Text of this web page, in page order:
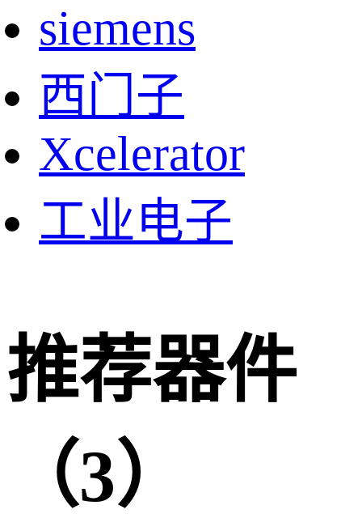
siemens
西门子
Xcelerator
工业电子
推荐器件
（3）